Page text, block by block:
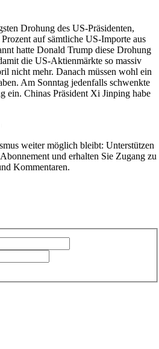
Drohung des US-Präsidenten,
auf sämtliche US-Importe aus
hatte Donald Trump diese Drohung
die US-Aktienmärkte so massiv
nicht mehr. Danach müssen wohl ein
Am Sonntag jedenfalls schwenkte
ein. Chinas Präsident Xi Jinping habe
weiter möglich bleibt: Unterstützen
und erhalten Sie Zugang zu
Kommentaren.